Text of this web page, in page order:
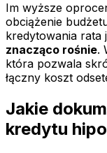
Im wyższe
obciążenie
kredytowania rata
znacząco rośnie.
która pozwala
łączny koszt
Jakie
kredytu